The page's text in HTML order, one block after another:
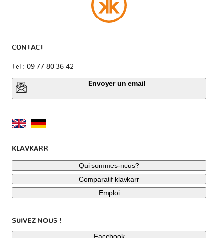
CONTACT
Tel : 09 77 80 36 42
Envoyer un email
KLAVKARR
Qui sommes-nous?
Comparatif klavkarr
Emploi
SUIVEZ NOUS !
Facebook